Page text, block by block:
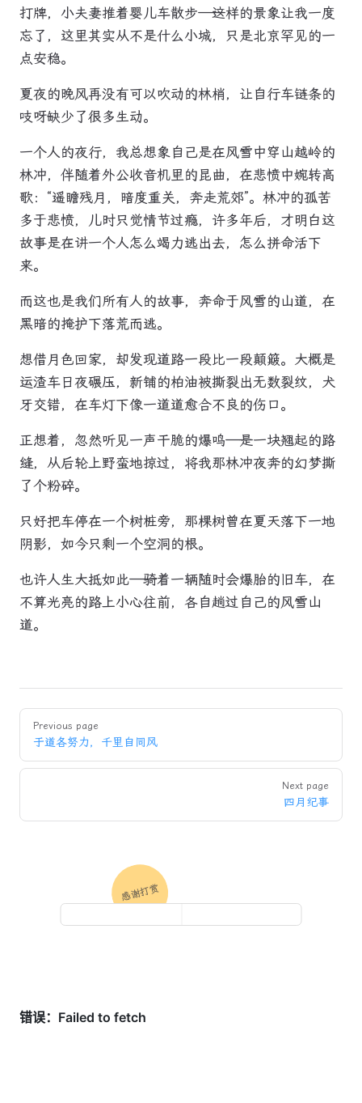
打牌，小夫妻推着婴儿车散步——这样的景象让我一度
忘了，这里其实从不是什么小城，只是北京罕见的一
点安稳。
夏夜的晚风再没有可以吹动的林梢，让自行车链条的
吱呀缺少了很多生动。
一个人的夜行，我总想象自己是在风雪中穿山越岭的
林冲，伴随着外公收音机里的昆曲，在悲愤中婉转高
歌：“遥瞻残月，暗度重关，奔走荒郊”。林冲的孤苦
多于悲愤，儿时只觉情节过瘾，许多年后，才明白这
故事是在讲一个人怎么竭力逃出去，怎么拼命活下
来。
而这也是我们所有人的故事，奔命于风雪的山道，在
黑暗的掩护下落荒而逃。
想借月色回家，却发现道路一段比一段颠簸。大概是
运渣车日夜碾压，新铺的柏油被撕裂出无数裂纹，犬
牙交错，在车灯下像一道道愈合不良的伤口。
正想着，忽然听见一声干脆的爆鸣——是一块翘起的路
缝，从后轮上野蛮地掠过，将我那林冲夜奔的幻梦撕
了个粉碎。
只好把车停在一个树桩旁，那棵树曾在夏天落下一地
阴影，如今只剩一个空洞的根。
也许人生大抵如此——骑着一辆随时会爆胎的旧车，在
不算光亮的路上小心往前，各自趟过自己的风雪山
道。
Pager
Previous page
于道各努力，千里自同风
Next page
四月纪事
感谢打赏